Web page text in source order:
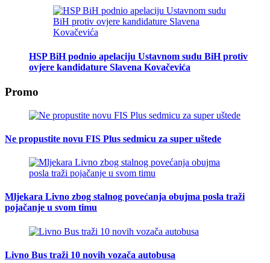
HSP BiH podnio apelaciju Ustavnom sudu BiH protiv
ovjere kandidature Slavena Kovačevića
Promo
Ne propustite novu FIS Plus sedmicu za super uštede
Mljekara Livno zbog stalnog povećanja obujma posla traži
pojačanje u svom timu
Livno Bus traži 10 novih vozača autobusa